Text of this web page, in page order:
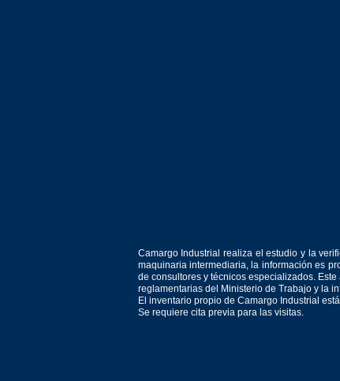
Camargo Industrial realiza el estudio y la
maquinaria intermediaria, la información es
de consultores y técnicos especializados.
reglamentarias del Ministerio de Trabajo y la
El inventario propio de Camargo Industrial
Se requiere cita previa para las visitas.